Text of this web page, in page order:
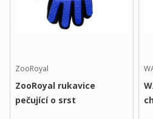
ZooRoyal
ZooRoyal rukavice
pečující o srst